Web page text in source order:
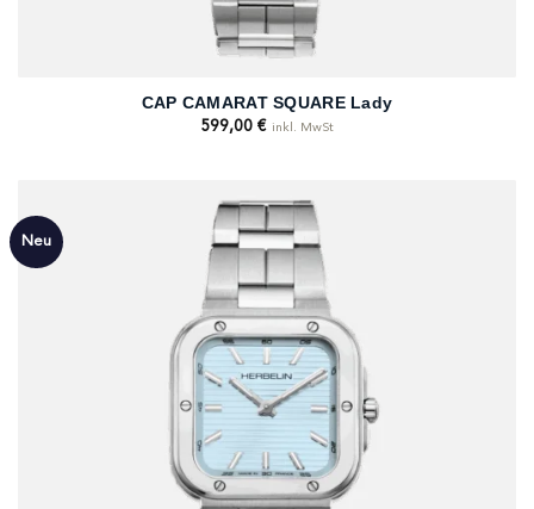
CAP CAMARAT SQUARE Lady
599,00 € inkl. MwSt
Neu